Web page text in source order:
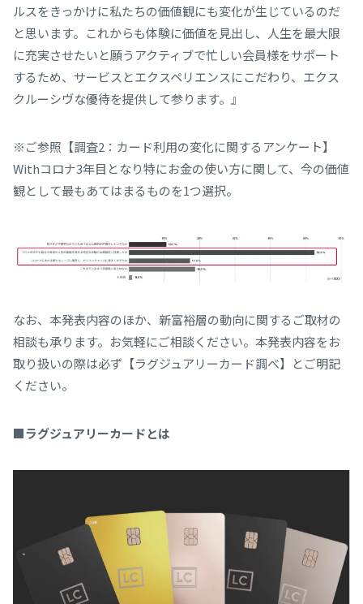
ルスをきっかけに私たちの価値観にも変化が生じているのだ
と思います。これからも体験に価値を見出し、人生を最大限
に充実させたいと願うアクティブで忙しい会員様をサポート
するため、サービスとエクスペリエンスにこだわり、エクス
クルーシヴな優待を提供して参ります。』
※ご参照【調査2：カード利用の変化に関するアンケート】
Withコロナ3年目となり特にお金の使い方に関して、今の価値
観として最もあてはまるものを1つ選択。
なお、本発表内容のほか、新富裕層の動向に関するご取材の
相談も承ります。お気軽にご相談ください。本発表内容をお
取り扱いの際は必ず【ラグジュアリーカード調べ】とご明記
ください。
■ラグジュアリーカードとは